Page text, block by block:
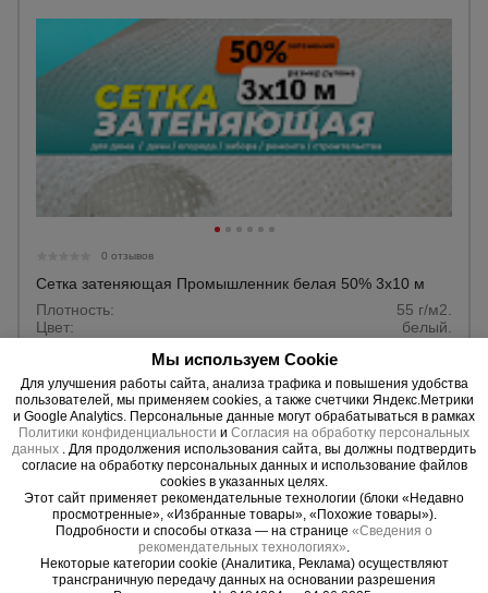
0 отзывов
Сетка затеняющая Промышленник белая 50% 3х10 м
Плотность:
55 г/м2.
Цвет:
белый.
Цена:
22 AZN
16 AZN
Купить
Мы используем Cookie
Для улучшения работы сайта, анализа трафика и повышения удобства
пользователей, мы применяем cookies, а также счетчики Яндекс.Метрики
и Google Analytics. Персональные данные могут обрабатываться в рамках
Политики конфиденциальности и Согласия на обработку персональных
данных . Для продолжения использования сайта, вы должны подтвердить
согласие на обработку персональных данных и использование файлов
cookies в указанных целях.
Этот сайт применяет рекомендательные технологии (блоки «Недавно
просмотренные», «Избранные товары», «Похожие товары»).
Подробности и способы отказа — на странице «Сведения о
рекомендательных технологиях».
Некоторые категории cookie (Аналитика, Реклама) осуществляют
трансграничную передачу данных на основании разрешения